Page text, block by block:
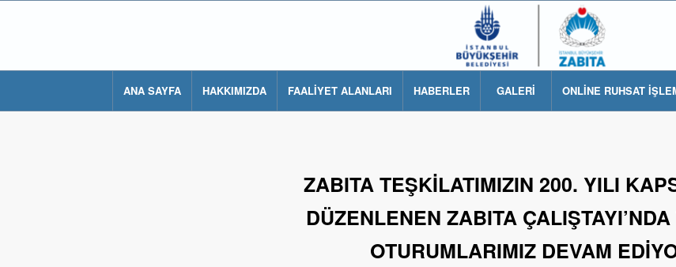
ANA SAYFA HAKKIMIZDA FAALİYET ALANLARI HABERLER GALERİ ONLİNE RUHSAT
ZABITA TEŞKİLATIMIZIN 200. YILI
DÜZENLENEN ZABITA
OTURUMLARIMIZ DEVAM